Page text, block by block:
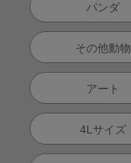
パンダ
その他動物
アート
4Lサイズ